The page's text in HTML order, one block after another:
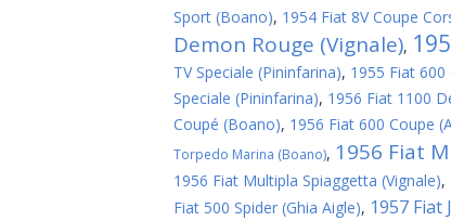
Sport (Boano), 1954 Fiat 8V Coupe
Demon Rouge (Vignale),
TV Speciale (Pininfarina), 1955 Fiat
Speciale (Pininfarina), 1956 Fiat 1100
Coupé (Boano), 1956 Fiat 600 Coupe
Torpedo Marina (Boano), 1956 Fiat
1956 Fiat Multipla Spiaggetta (Vignale),
Fiat 500 Spider (Ghia Aigle), 1957 Fiat